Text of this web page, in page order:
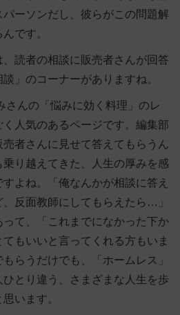
ーソンだし、彼らがこの問題解
です。
読者の相談に販売者さんが回答
」のコーナーがありますね。
さんの「悩みに効く料理」のレ
人気のあるページです。編集部
者さんに見せて答えてもらうん
り越えてきた、人生の厚みを感
よね。「俺なんかが相談に答え
反面教師にしてもらえたら…」
て、「これまでになかった下か
もいいと言ってくれる方もいま
らうだけでも、「ホームレス」
とり違う、さまざまな人生を歩
います。